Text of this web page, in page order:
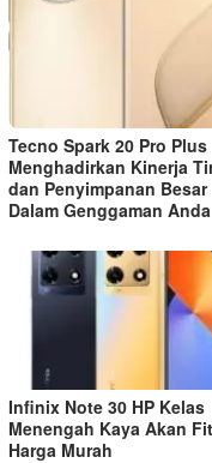
Tecno Spark 20 Pro Plus
Menghadirkan Kinerja
dan Penyimpanan Besar
Dalam Genggaman Anda
Infinix Note 30 HP Kelas
Menengah Kaya Akan
Harga Murah